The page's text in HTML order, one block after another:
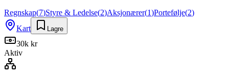
Regnskap(7)Styre & Ledelse(2)Aksjonærer(1)Portefølje(2)
Kart
Lagre
30k kr
Aktiv